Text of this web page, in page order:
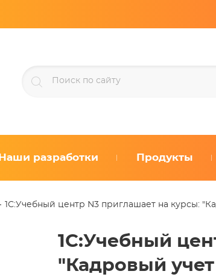
Наши разработки Продукты
1С:Учебный центр N3 приглашает на курсы:
1С:Учебный
"Кадровый